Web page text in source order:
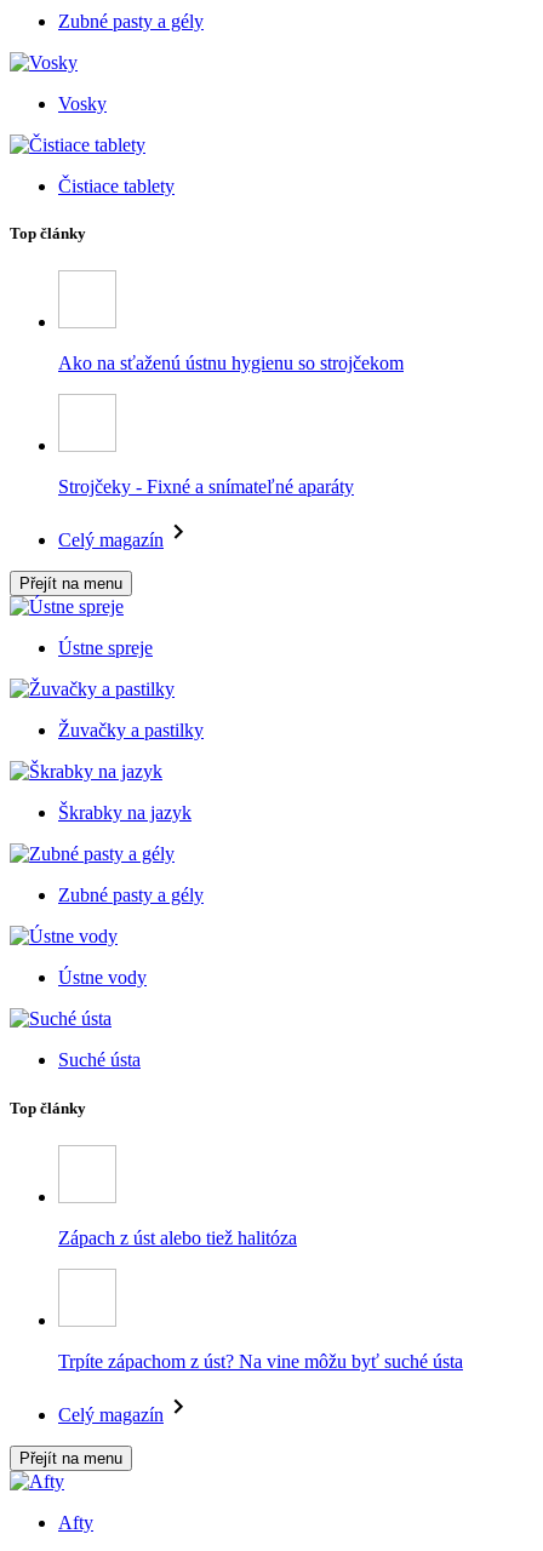
Zubné pasty a gély
Vosky
Čistiace tablety
Top články
Ako na sťaženú ústnu hygienu so strojčekom
Strojčeky - Fixné a snímateľné aparáty
Celý magazín
Přejít na menu
Ústne spreje
Žuvačky a pastilky
Škrabky na jazyk
Zubné pasty a gély
Ústne vody
Suché ústa
Top články
Zápach z úst alebo tiež halitóza
Trpíte zápachom z úst? Na vine môžu byť suché ústa
Celý magazín
Přejít na menu
Afty